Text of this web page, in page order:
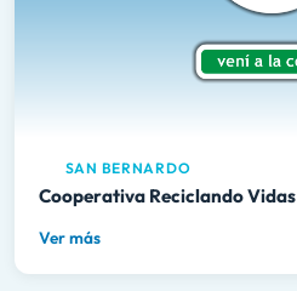
SAN BERNARDO
Cooperativa Reciclando Vidas
Ver más